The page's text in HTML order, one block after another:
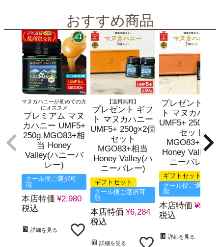
おすすめ商品
マヌカハニーが初めての方
にオススメ
プレミアム マヌ
カハニー UMF5+
250g MGO83+相
当 Honey
Valley(ハニーバ
レー)
クール便ご選択可
能
本店特価 ¥2,980
税込
詳細を見る
【送料無料】
プレゼント ギフ
ト マヌカハニー
UMF5+ 250g×2個
セット
MGO83+相当
Honey Valley(ハ
ニーバレー)
ギフトセット
クール便ご選択可
能
本店特価 ¥6,284
税込
詳細を見る
プレゼント ギ
ト マヌカハニ
UMF5+ 250g×3
セット
MGO83+相当
Honey Valley(
ニーバレー)
ギフトセット
クール便ご選択可
能
本店特価 ¥9,264
税込
詳細を見る